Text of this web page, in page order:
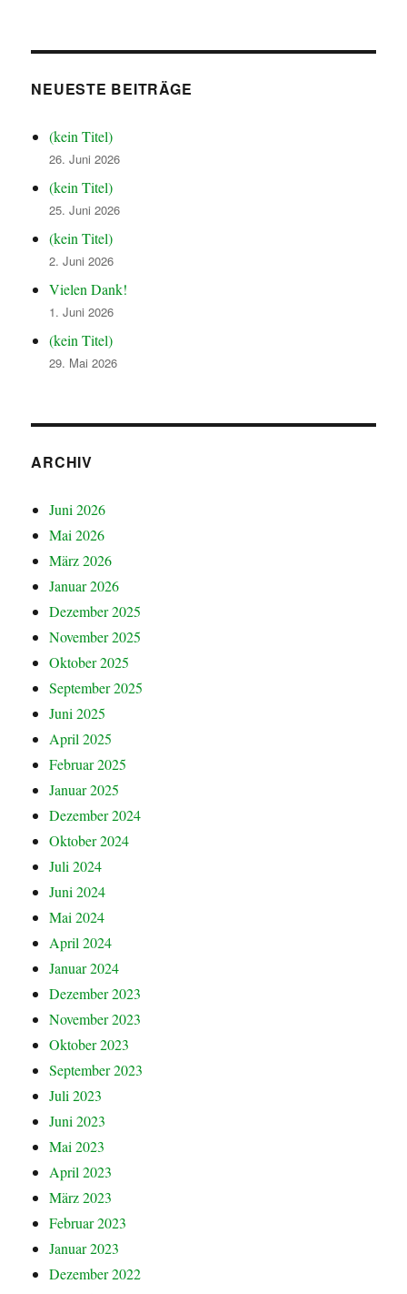
NEUESTE BEITRÄGE
(kein Titel)
26. Juni 2026
(kein Titel)
25. Juni 2026
(kein Titel)
2. Juni 2026
Vielen Dank!
1. Juni 2026
(kein Titel)
29. Mai 2026
ARCHIV
Juni 2026
Mai 2026
März 2026
Januar 2026
Dezember 2025
November 2025
Oktober 2025
September 2025
Juni 2025
April 2025
Februar 2025
Januar 2025
Dezember 2024
Oktober 2024
Juli 2024
Juni 2024
Mai 2024
April 2024
Januar 2024
Dezember 2023
November 2023
Oktober 2023
September 2023
Juli 2023
Juni 2023
Mai 2023
April 2023
März 2023
Februar 2023
Januar 2023
Dezember 2022